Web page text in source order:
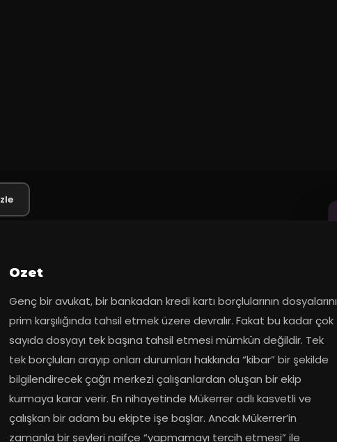
Ozet
Genç bir avukat, bir bankadan kredi kartı borçlularının dosyalarını
prim karşılığında tahsil etmek üzere devralır. Fakat bu kadar çok
sayıda dosyayı tek başına tahsil etmesi mümkün değildir. Tek
tek borçluları arayıp onları durumları hakkında “kibar” bir şekilde
bilgilendirecek çağrı merkezi çalışanlardan oluşan bir ekip
kurmaya karar verir. En nihayetinde Mükerrer adlı kasvetli ve
çalışkan bir adam bu ekipte işe başlar. Ancak Mükerrer’in
zamanla bir şeyleri naifçe “yapmamayı tercih etmesi” ile